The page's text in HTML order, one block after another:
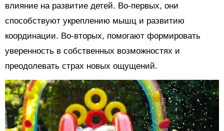
влияние на развитие детей. Во-первых, они
способствуют укреплению мышц и развитию
координации. Во-вторых, помогают формировать
уверенность в собственных возможностях и
преодолевать страх новых ощущений.